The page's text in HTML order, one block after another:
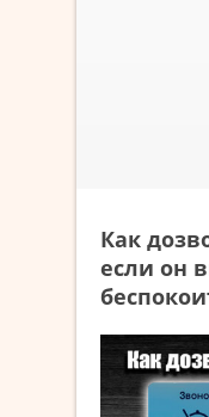
Как
если он